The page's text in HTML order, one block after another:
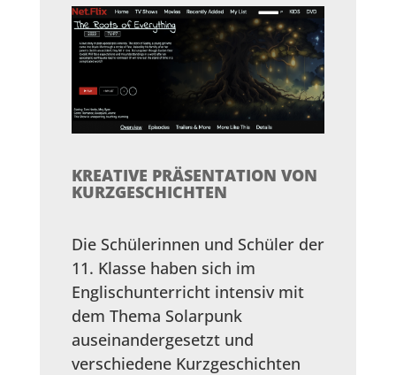
KREATIVE PRÄSENTATION VON
KURZGESCHICHTEN
Die Schülerinnen und Schüler der
11. Klasse haben sich im
Englischunterricht intensiv mit
dem Thema Solarpunk
auseinandergesetzt und
verschiedene Kurzgeschichten